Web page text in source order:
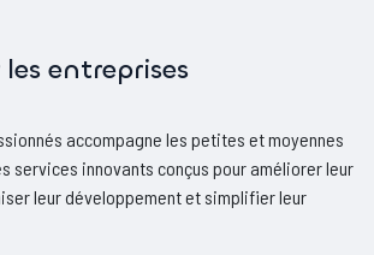
entreprises
accompagne les petites et moyennes
services innovants conçus pour améliorer leur
leur développement et simplifier leur